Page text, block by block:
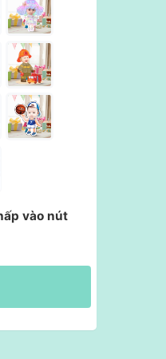
vào nút